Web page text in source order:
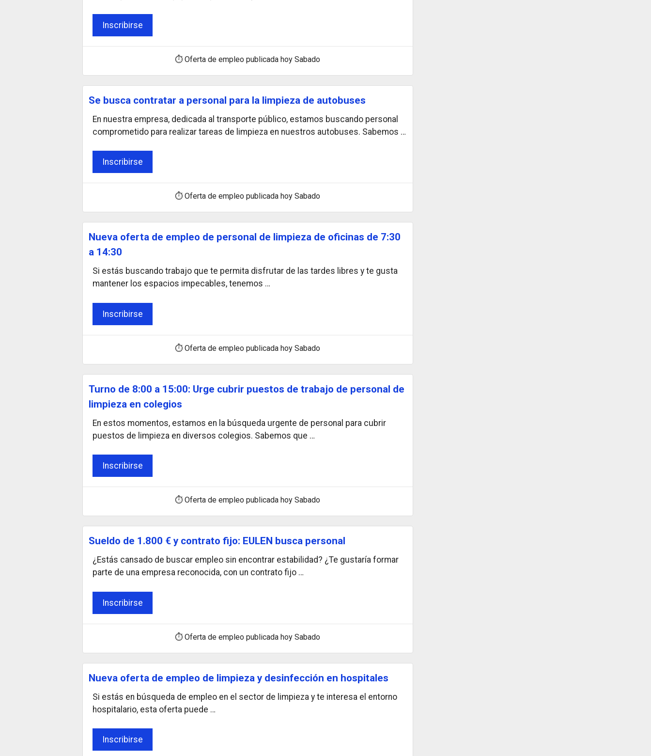
Inscribirse
⏱ Oferta de empleo publicada hoy Sabado
Se busca contratar a personal para la limpieza de autobuses
En nuestra empresa, dedicada al transporte público, estamos buscando personal
comprometido para realizar tareas de limpieza en nuestros autobuses. Sabemos …
Inscribirse
⏱ Oferta de empleo publicada hoy Sabado
Nueva oferta de empleo de personal de limpieza de oficinas de 7:30
a 14:30
Si estás buscando trabajo que te permita disfrutar de las tardes libres y te gusta
mantener los espacios impecables, tenemos …
Inscribirse
⏱ Oferta de empleo publicada hoy Sabado
Turno de 8:00 a 15:00: Urge cubrir puestos de trabajo de personal de
limpieza en colegios
En estos momentos, estamos en la búsqueda urgente de personal para cubrir
puestos de limpieza en diversos colegios. Sabemos que …
Inscribirse
⏱ Oferta de empleo publicada hoy Sabado
Sueldo de 1.800 € y contrato fijo: EULEN busca personal
¿Estás cansado de buscar empleo sin encontrar estabilidad? ¿Te gustaría formar
parte de una empresa reconocida, con un contrato fijo …
Inscribirse
⏱ Oferta de empleo publicada hoy Sabado
Nueva oferta de empleo de limpieza y desinfección en hospitales
Si estás en búsqueda de empleo en el sector de limpieza y te interesa el entorno
hospitalario, esta oferta puede …
Inscribirse